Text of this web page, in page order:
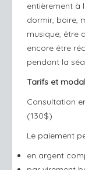
entièrement à
dormir, boire,
musique, être
encore être
pendant la
Tarifs et
Consultation
(130$)
Le paiement
en argent